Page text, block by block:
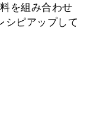
を組み合わせ
シピアップして